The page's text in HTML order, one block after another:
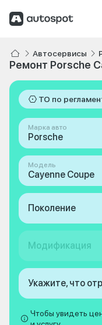
Автосервисы
Ремонт Porsche
ТО по
Марка авто
Porsche
Модель
Cayenne Coupe
Поколение
Модификация
Укажите, что
Чтобы увидеть